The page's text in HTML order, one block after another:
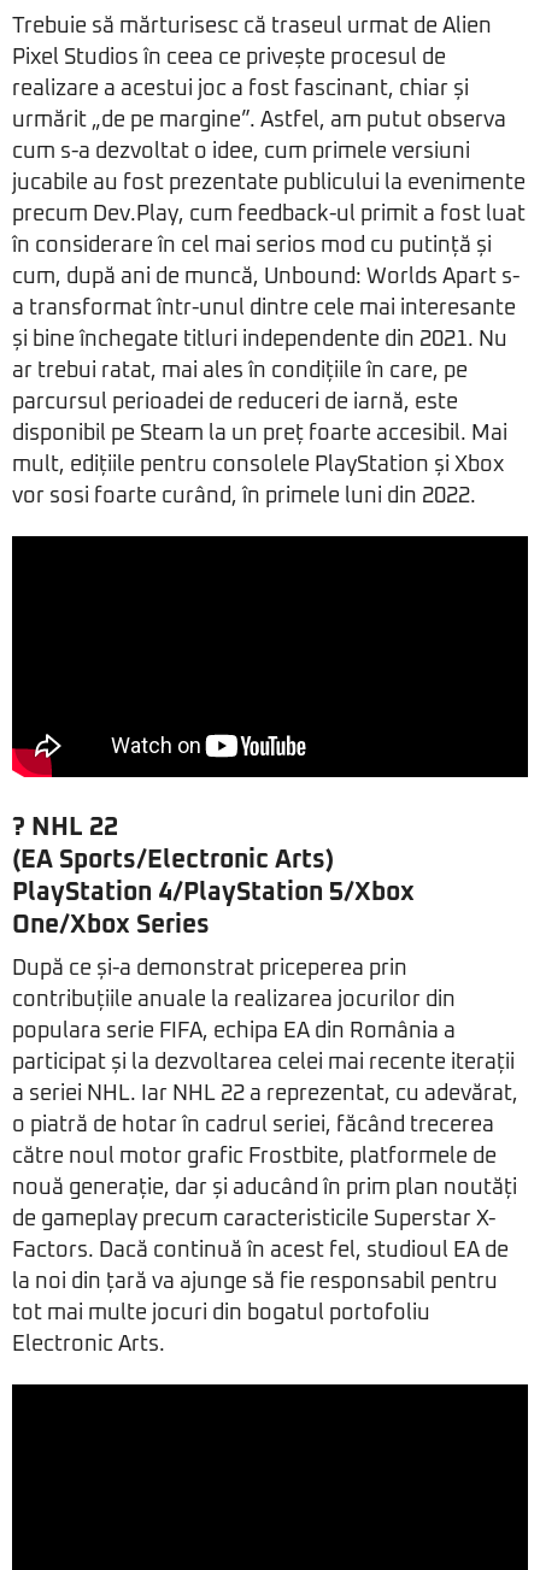
Trebuie să mărturisesc că traseul urmat de Alien
Pixel Studios în ceea ce privește procesul de
realizare a acestui joc a fost fascinant, chiar și
urmărit „de pe margine”. Astfel, am putut observa
cum s-a dezvoltat o idee, cum primele versiuni
jucabile au fost prezentate publicului la evenimente
precum Dev.Play, cum feedback-ul primit a fost luat
în considerare în cel mai serios mod cu putință și
cum, după ani de muncă, Unbound: Worlds Apart s-
a transformat într-unul dintre cele mai interesante
și bine închegate titluri independente din 2021. Nu
ar trebui ratat, mai ales în condițiile în care, pe
parcursul perioadei de reduceri de iarnă, este
disponibil pe Steam la un preț foarte accesibil. Mai
mult, edițiile pentru consolele PlayStation și Xbox
vor sosi foarte curând, în primele luni din 2022.
? NHL 22
(EA Sports/Electronic Arts)
PlayStation 4/PlayStation 5/Xbox
One/Xbox Series
După ce și-a demonstrat priceperea prin
contribuțiile anuale la realizarea jocurilor din
populara serie FIFA, echipa EA din România a
participat și la dezvoltarea celei mai recente iterații
a seriei NHL. Iar NHL 22 a reprezentat, cu adevărat,
o piatră de hotar în cadrul seriei, făcând trecerea
către noul motor grafic Frostbite, platformele de
nouă generație, dar și aducând în prim plan noutăți
de gameplay precum caracteristicile Superstar X-
Factors. Dacă continuă în acest fel, studioul EA de
la noi din țară va ajunge să fie responsabil pentru
tot mai multe jocuri din bogatul portofoliu
Electronic Arts.